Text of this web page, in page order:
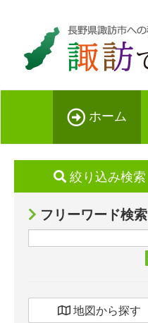
ホーム
絞り込み検索
フリーワード検索
地図から探す